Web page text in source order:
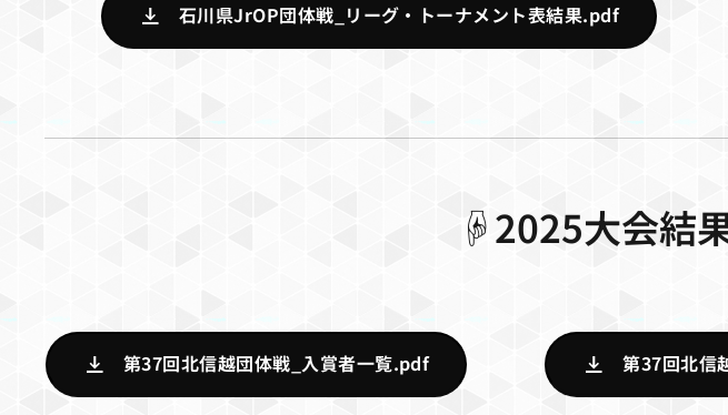
石川県JrOP団体戦_リーグ・トーナメント表結果.pdf
☟2025大会結
第37回北信越団体戦_入賞者一覧.pdf 第37回北信